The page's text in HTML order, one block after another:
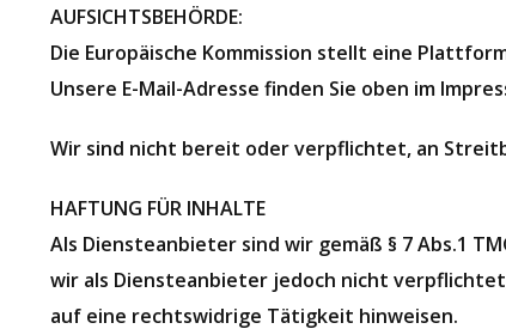
AUFSICHTSBEHÖRDE:
Die Europäische Kommission stellt eine
Unsere E-Mail-Adresse finden Sie oben im
Wir sind nicht bereit oder verpflichtet, an
HAFTUNG FÜR INHALTE
Als Diensteanbieter sind wir gemäß § 7 Abs.1
wir als Diensteanbieter jedoch nicht
auf eine rechtswidrige Tätigkeit hinweisen.